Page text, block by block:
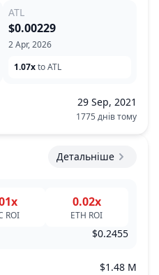
ATL
2 Apr, 2026
$0.00229
1.07xto ATL
29 Sep, 2021
1775 днів тому
Детальніше
ROI
0.02x
ETH ROI
$0.2455
$1.48 M